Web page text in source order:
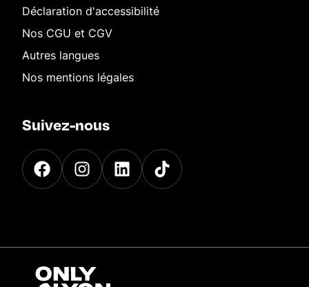
Déclaration d'accessibilité
Nos CGU et CGV
Autres langues
Nos mentions légales
Suivez-nous